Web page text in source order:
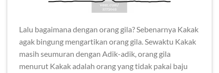
Lalu bagaimana dengan orang gila? Sebenarnya Kakak
agak bingung mengartikan orang gila. Sewaktu Kakak
masih seumuran dengan Adik-adik, orang gila
menurut Kakak adalah orang yang tidak pakai baju